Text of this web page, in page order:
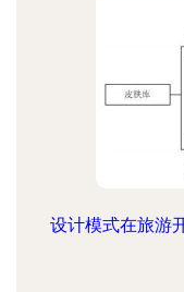
设计模式在旅游